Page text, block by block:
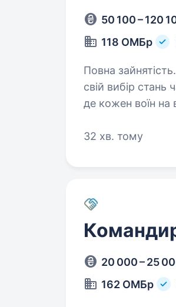
50 100 – 120
118 ОМБр
Повна зайнятість. 118 окрема механізована бригада розширюється. Зроби
свій вибір
де кожен воїн на вагу золота.
32 хв. тому
20 000 – 25
162 ОМБр